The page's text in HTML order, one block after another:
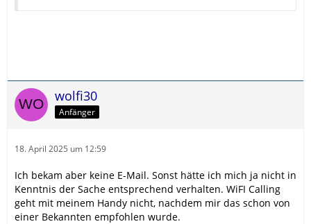
wolfi30
Anfänger
18. April 2025 um 12:59
Ich bekam aber keine E-Mail. Sonst hätte ich mich ja nicht in
Kenntnis der Sache entsprechend verhalten. WiFI Calling
geht mit meinem Handy nicht, nachdem mir das schon von
einer Bekannten empfohlen wurde.